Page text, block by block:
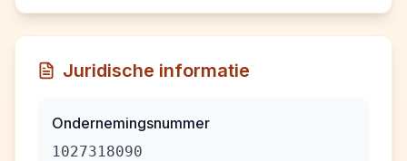
Juridische informatie
Ondernemingsnummer
1027318090